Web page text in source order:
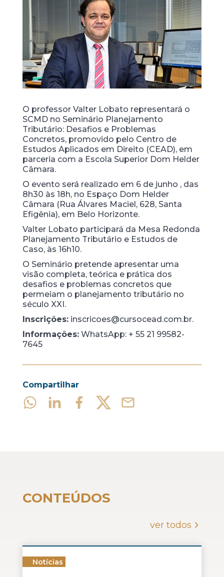
O professor Valter Lobato representará o
SCMD no Seminário Planejamento
Tributário: Desafios e Problemas
Concretos, promovido pelo Centro de
Estudos Aplicados em Direito (CEAD), em
parceria com a Escola Superior Dom Helder
Câmara.
O evento será realizado em 6 de junho , das
8h30 às 18h, no Espaço Dom Helder
Câmara (Rua Álvares Maciel, 628, Santa
Efigênia), em Belo Horizonte.
Valter Lobato participará da Mesa Redonda
Planejamento Tributário e Estudos de
Caso, às 16h10.
O Seminário pretende apresentar uma
visão completa, teórica e prática dos
desafios e problemas concretos que
permeiam o planejamento tributário no
século XXI.
Inscrições:inscricoes@cursocead.com.br.
Informações:WhatsApp: + 55 21 99582-
7645
Compartilhar
CONTEÚDOS
ver todos
Notícias